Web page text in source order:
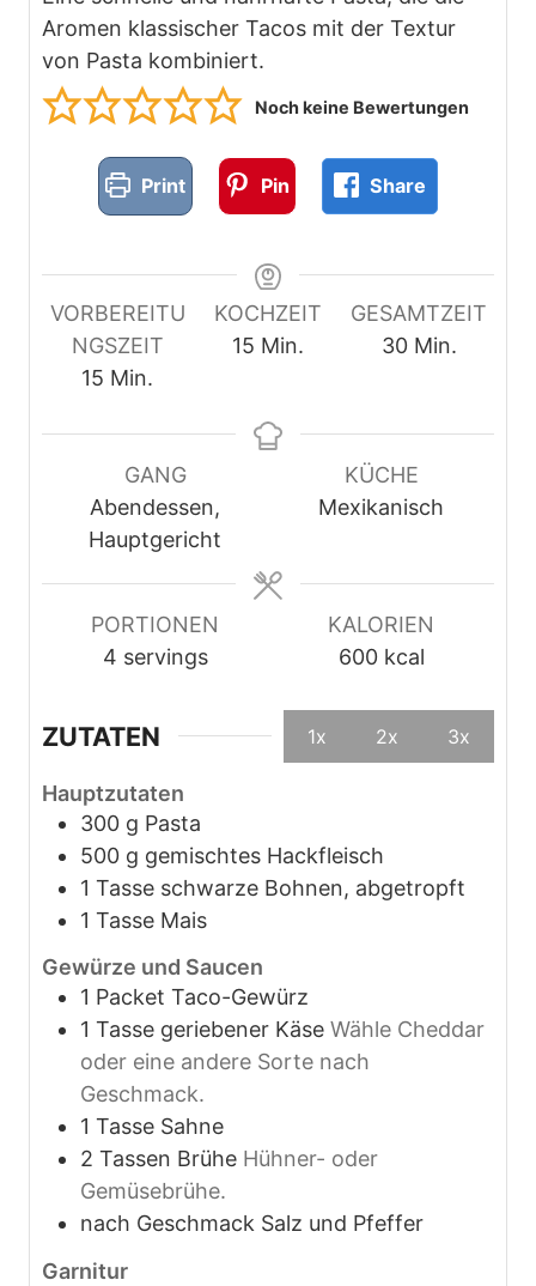
Aromen klassischer Tacos mit der Textur
von Pasta kombiniert.
Noch keine Bewertungen
Print Pin Share
VORBEREITU
NGSZEIT
15 M
n
t
e
Min.
KOCHZEIT
15 M
u
Min.
GESAMTZEIT
30M
u
t
e
Min.
GANG
Abendessen,
Hauptgericht
KÜCHE
Mexikanisch
PORTIONEN
4 servings
KALORIEN
600 kcal
ZUTATEN 1x 2x 3x
Hauptzutaten
300 g Pasta
500 g gemischtes Hackfleisch
1 Tasse schwarze Bohnen, abgetropft
1 Tasse Mais
Gewürze und Saucen
1 Packet Taco-Gewürz
1 Tasse geriebener Käse Wähle Cheddar
oder eine andere Sorte nach
Geschmack.
1 Tasse Sahne
2 Tassen Brühe Hühner- oder
Gemüsebrühe.
nach Geschmack Salz und Pfeffer
Garnitur